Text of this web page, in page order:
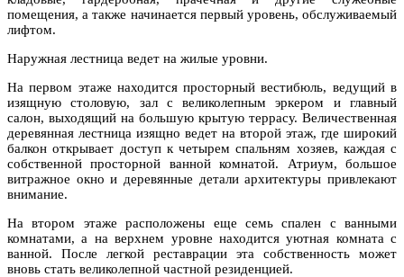
помещения, а также начинается первый уровень, обслуживаемый
лифтом.
Наружная лестница ведет на жилые уровни.
На первом этаже находится просторный вестибюль, ведущий в
изящную столовую, зал с великолепным эркером и главный
салон, выходящий на большую крытую террасу. Величественная
деревянная лестница изящно ведет на второй этаж, где широкий
балкон открывает доступ к четырем спальням хозяев, каждая с
собственной просторной ванной комнатой. Атриум, большое
витражное окно и деревянные детали архитектуры привлекают
внимание.
На втором этаже расположены еще семь спален с ванными
комнатами, а на верхнем уровне находится уютная комната с
ванной. После легкой реставрации эта собственность может
вновь стать великолепной частной резиденцией.